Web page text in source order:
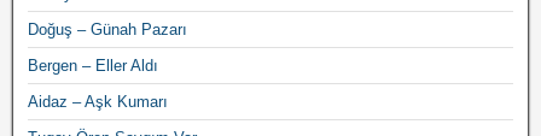
Doğuş – Günah Pazarı
Bergen – Eller Aldı
Aidaz – Aşk Kumarı